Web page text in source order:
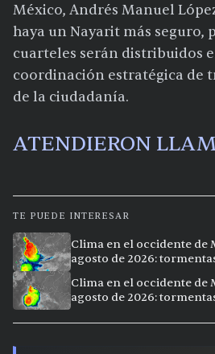
México, Andrés Manuel
haya un Nayarit más seguro,
cuarteles serán distribuidos
coordinación estratégica de
de la ciudadanía.
ATENDIERON
TE PUEDE INTERESAR
Clima en el occidente de
agosto de 2026:
Clima en el occidente de
agosto de 2026: